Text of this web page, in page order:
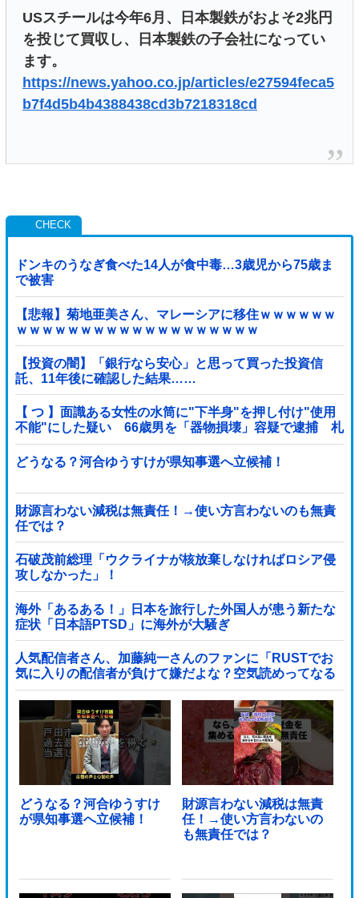
USスチールは今年6月、日本製鉄がおよそ2兆円
を投じて買収し、日本製鉄の子会社になってい
ます。
https://news.yahoo.co.jp/articles/e27594feca5
b7f4d5b4b4388438cd3b7218318cd
ドンキのうなぎ食べた14人が食中毒…3歳児から75歳ま
で被害
【悲報】菊地亜美さん、マレーシアに移住ｗｗｗｗｗｗ
ｗｗｗｗｗｗｗｗｗｗｗｗｗｗｗｗｗｗｗ
【投資の闇】「銀行なら安心」と思って買った投資信
託、11年後に確認した結果……
【 つ 】面識ある女性の水筒に"下半身"を押し付け"使用
不能"にした疑い 66歳男を「器物損壊」容疑で逮捕 札
幌市
どうなる？河合ゆうすけが県知事選へ立候補！
財源言わない減税は無責任！→使い方言わないのも無責
任では？
石破茂前総理「ウクライナが核放棄しなければロシア侵
攻しなかった」！
海外「あるある！」日本を旅行した外国人が患う新たな
症状「日本語PTSD」に海外が大騒ぎ
人気配信者さん、加藤純一さんのファンに「RUSTでお
気に入りの配信者が負けて嫌だよな？空気読めってなる
よな？その結果がVCR。お前らVCR向いてるよ」→大炎
上他
どうなる？河合ゆうすけ
が県知事選へ立候補！
財源言わない減税は無責
任！→使い方言わないの
も無責任では？